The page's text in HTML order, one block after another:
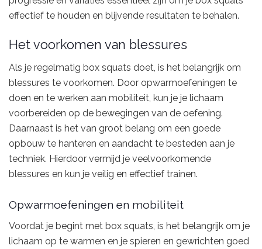
effectief te houden en blijvende resultaten te behalen.
Het voorkomen van blessures
Als je regelmatig box squats doet, is het belangrijk om
blessures te voorkomen. Door opwarmoefeningen te
doen en te werken aan mobiliteit, kun je je lichaam
voorbereiden op de bewegingen van de oefening.
Daarnaast is het van groot belang om een goede
opbouw te hanteren en aandacht te besteden aan je
techniek. Hierdoor vermijd je veelvoorkomende
blessures en kun je veilig en effectief trainen.
Opwarmoefeningen en mobiliteit
Voordat je begint met box squats, is het belangrijk om je
lichaam op te warmen en je spieren en gewrichten goed